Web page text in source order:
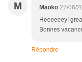
M Maoko 27/06/
Heeeeeey!
Bonnes
Répondre